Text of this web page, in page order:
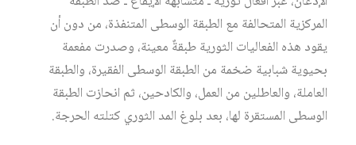
المركزية المتحالفة مع الطبقة الوسطى المتنفذة، من دون أن
يقود هذه الفعاليات الثورية طبقةٌ معينة، وصدرت مفعمة
بحيوية شبابية ضخمة من الطبقة الوسطى الفقيرة، والطبقة
العاملة، والعاطلين من العمل، والكادحين، ثم انحازت الطبقة
الوسطى المستقرة لها، بعد بلوغ المد الثوري كتلته الحرجة.